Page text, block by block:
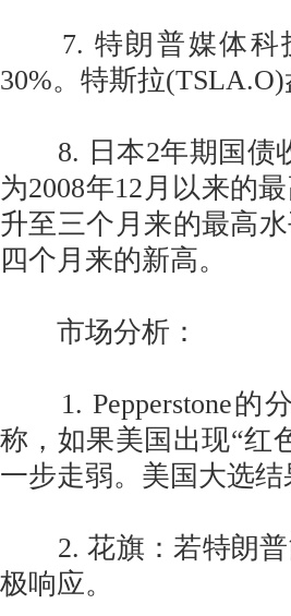
7. 特朗普媒体科
30%。特斯拉
8. 日本2年期国债收
为2008年12月以来的
升至三个月来的最高
四个月来的新高。
市场分析：
1. Pepperstone的
称，如果美国出现“红
一步走弱。美国大选
2. 花旗：若特朗普
极响应。